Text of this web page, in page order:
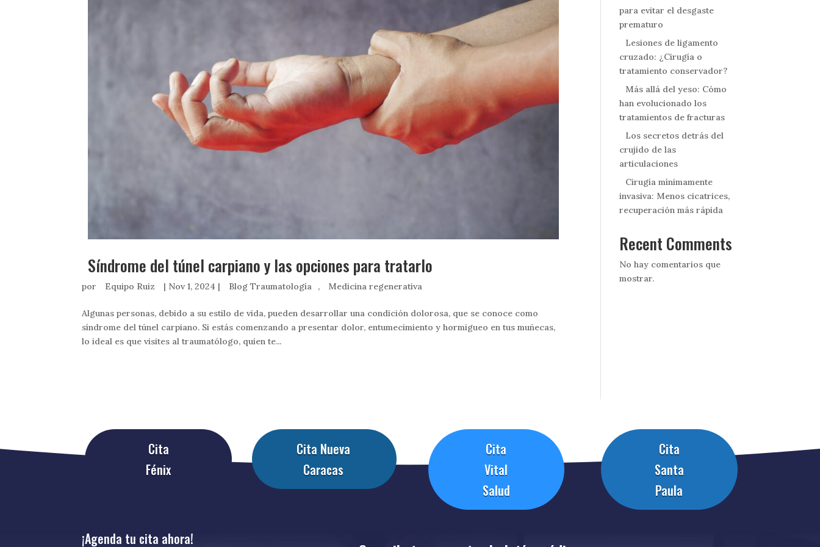
Síndrome del túnel carpiano y las opciones para tratarlo
por Equipo Ruiz | Nov 1, 2024 | Blog Traumatología , Medicina regenerativa
Algunas personas, debido a su estilo de vida, pueden desarrollar una condición dolorosa, que se conoce como
síndrome del túnel carpiano. Si estás comenzando a presentar dolor, entumecimiento y hormigueo en tus muñecas,
lo ideal es que visites al traumatólogo, quien te...
para evitar el desgaste
prematuro
Lesiones de ligamento
cruzado: ¿Cirugía o
tratamiento conservador?
Más allá del yeso: Cómo
han evolucionado los
tratamientos de fracturas
Los secretos detrás del
crujido de las
articulaciones
Cirugía mínimamente
invasiva: Menos cicatrices,
recuperación más rápida
Recent Comments
No hay comentarios que
mostrar.
Cita
Fénix
Cita Nueva
Caracas
Cita
Vital
Salud
Cita
Santa
Paula
¡Agenda tu cita ahora!